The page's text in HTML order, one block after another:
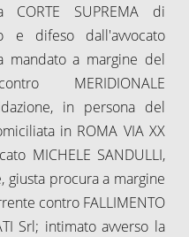
CORTE SUPREMA di
e difeso dall'avvocato
mandato a margine del
MERIDIONALE
in persona del
in ROMA VIA XX
MICHELE SANDULLI,
procura a margine
contro FALLIMENTO
Srl; intimato avverso la